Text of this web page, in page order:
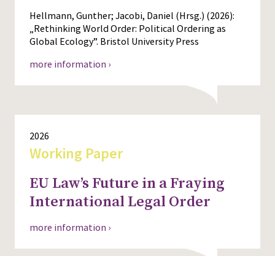
Hellmann, Gunther; Jacobi, Daniel (Hrsg.) (2026):
„Rethinking World Order: Political Ordering as
Global Ecology”. Bristol University Press
more information ›
2026
Working Paper
EU Law’s Future in a Fraying
International Legal Order
more information ›